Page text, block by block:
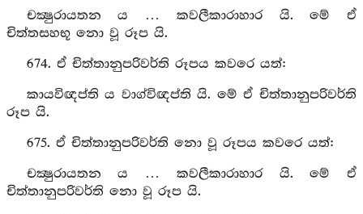
චක්‍ෂුරායතන ය … කවලීකාරාහාර යි. මේ ඒ
චිත්තසහභූ නො වූ රූප යි.
674. ඒ චිත්තානුපරිවර්ති රූපය කවරෙ යත්:
කායවිඥප්ති ය වාග්විඥප්ති යි. මේ ඒ චිත්තානුපරිවර්ති
රූප යි.
675. ඒ චිත්තානුපරිවර්ති නො වූ රූපය කවරෙ යත්:
චක්‍ෂුරායතන ය … කවලීකාරාහාර යි. මේ ඒ
චිත්තානුපරිවර්ති නො වූ රූප යි.